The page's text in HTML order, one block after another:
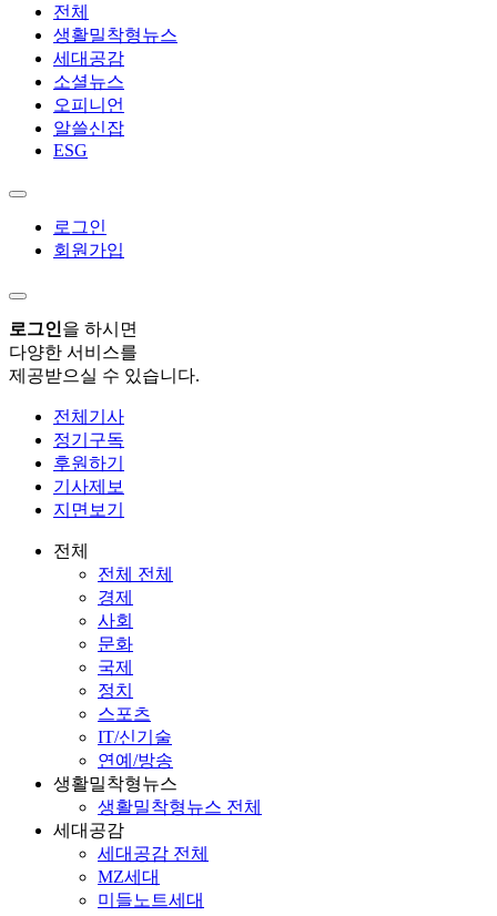
전체
생활밀착형뉴스
세대공감
소셜뉴스
오피니언
알쓸신잡
ESG
로그인
회원가입
로그인을 하시면
다양한 서비스를
제공받으실 수 있습니다.
전체기사
정기구독
후원하기
기사제보
지면보기
전체
전체 전체
경제
사회
문화
국제
정치
스포츠
IT/신기술
연예/방송
생활밀착형뉴스
생활밀착형뉴스 전체
세대공감
세대공감 전체
MZ세대
미들노트세대